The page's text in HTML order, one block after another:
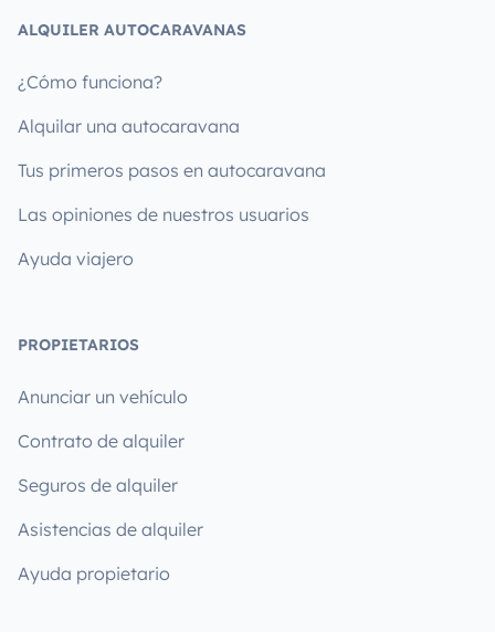
ALQUILER AUTOCARAVANAS
¿Cómo funciona?
Alquilar una autocaravana
Tus primeros pasos en autocaravana
Las opiniones de nuestros usuarios
Ayuda viajero
PROPIETARIOS
Anunciar un vehículo
Contrato de alquiler
Seguros de alquiler
Asistencias de alquiler
Ayuda propietario